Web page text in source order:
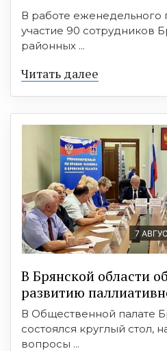
В работе еженедельного
участие 90 сотрудников
районных ...
Читать далее
7
В Брянской области
развитию
В Общественной палате
состоялся круглый стол,
вопросы ...